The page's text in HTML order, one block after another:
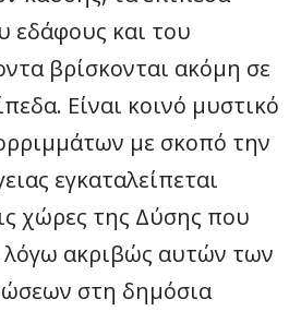
εδάφους και του
βρίσκονται ακόμη σε
Είναι κοινό μυστικό
με σκοπό την
εγκαταλείπεται
χώρες της Δύσης που
ακριβώς αυτών των
στη δημόσια